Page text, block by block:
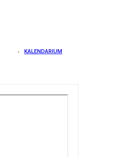
KALENDARIUM